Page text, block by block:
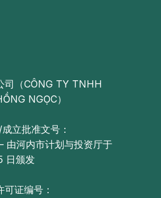
司（CÔNG TY TNHH
NGỌC）
立批准文号：
由河内市计划与投资厅于
日颁发
证编号：